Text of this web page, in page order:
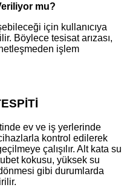
mu?
için kullanıcıya
Böylece tesisat arızası,
işlem
ev ve iş yerlerinde
kontrol edilerek
çalışılır. Alt kata su
kokusu, yüksek su
gibi durumlarda